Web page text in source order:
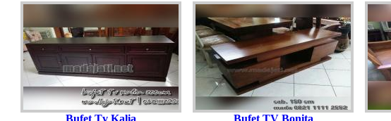
Bufet Tv Kalia Bufet TV Bonita